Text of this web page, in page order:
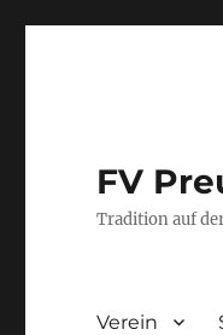
FV
Tradition auf
Verein